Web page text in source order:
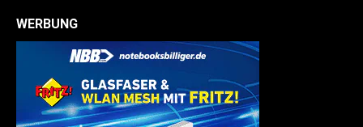
WERBUNG